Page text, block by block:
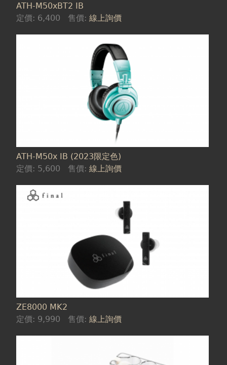
ATH-M50xBT2 IB
定價: 6,400 售價:線上詢價
ATH-M50x IB (2023限定色)
定價: 5,600 售價:線上詢價
ZE8000 MK2
定價: 9,990 售價:線上詢價